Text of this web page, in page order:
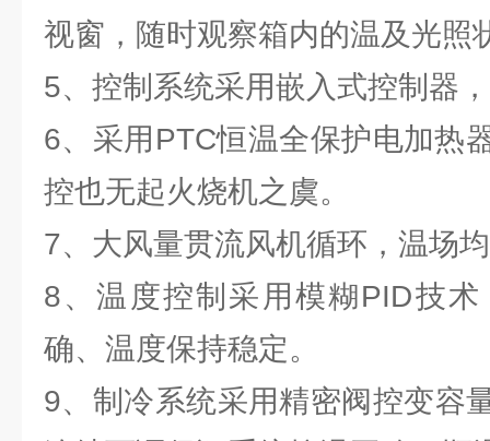
视窗，随时观察箱内的温及光照
5、控制系统采用嵌入式控制器
6、采用PTC恒温全保护电加热
控也无起火烧机之虞。
7、大风量贯流风机循环，温场
8、温度控制采用模糊PID技
确、温度保持稳定。
9、制冷系统采用精密阀控变容